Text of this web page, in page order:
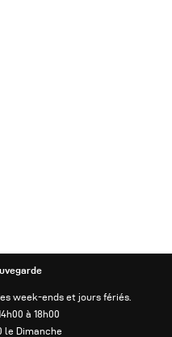
week-ends et jours fériés.
à 18h00
le Dimanche